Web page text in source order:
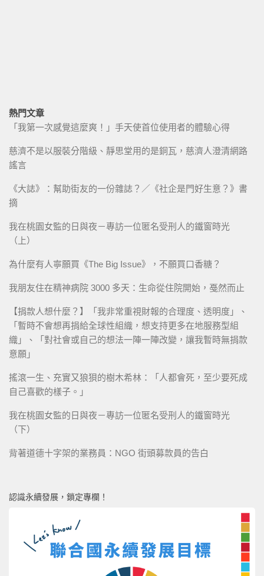
熱門文章
「我第一次感覺這麼爽！」手天使首位使用者的體驗心得
慈濟不是以服裝分階級、靜思堂用的是銅瓦，慈濟人澄清網路
謠言
《大誌》：幫助街友的一份雜誌？／《社企是門好生意？》書
摘
我在桃園女監的日與夜－專訪一位匿名受刑人的鐵窗時光
（上）
為什麼有人寧願買《The Big Issue》，不願買口香糖？
我朋友住在精神病院 3000 多天：生命從住院開始，戞然而止
【捐款人想什麼？】「我非常重視財報的合理度、透明度」、
「暫時不會想再捐給全球性組織，想支持更多在地服務型組
織」、「對社會或自己的想法一陣一陣改變，讓我暫時無捐款
意願」
搖滾一生、充實又狼狽的樹木希林：「人都會死，至少要死成
自己喜歡的樣子。」
我在桃園女監的日與夜－專訪一位匿名受刑人的鐵窗時光
（下）
背著道德十字架的業務員：NGO 街頭募款員的告白
認識永續發展，鎖定專欄！